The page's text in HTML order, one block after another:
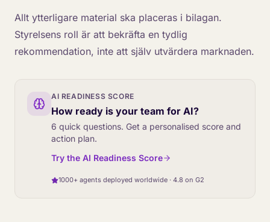
Allt ytterligare material ska placeras i bilagan.
Styrelsens roll är att bekräfta en tydlig
rekommendation, inte att själv utvärdera marknaden.
AI READINESS SCORE
How ready is your team for AI?
6 quick questions. Get a personalised score and
action plan.
Try the AI Readiness Score
1000+ agents deployed worldwide · 4.8 on G2